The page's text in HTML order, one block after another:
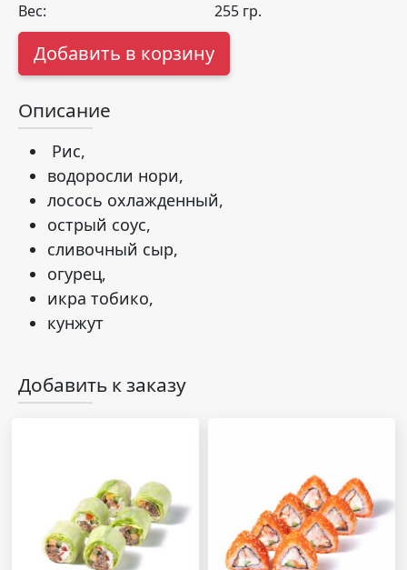
Вес:
255 гр.
Добавить в корзину
Описание
Рис,
водоросли нори,
лосось охлажденный,
острый соус,
сливочный сыр,
огурец,
икра тобико,
кунжут
Добавить к заказу